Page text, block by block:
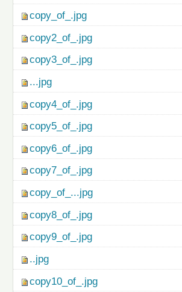
copy_of_.jpg
copy2_of_.jpg
copy3_of_.jpg
...jpg
copy4_of_.jpg
copy5_of_.jpg
copy6_of_.jpg
copy7_of_.jpg
copy_of_...jpg
copy8_of_.jpg
copy9_of_.jpg
..jpg
copy10_of_.jpg